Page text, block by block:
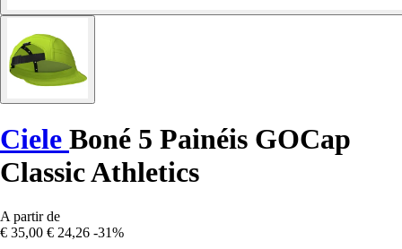
Ciele Boné 5 Painéis GOCap
Classic Athletics
A partir de
€ 35,00 € 24,26 -31%